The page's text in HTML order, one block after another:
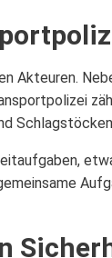
Akteuren.